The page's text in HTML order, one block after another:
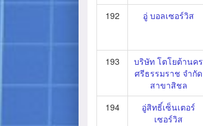
192
อู่ บอลเซอร์วิส
193
บริษัท โตโยต้านคร
ศรีธรรมราช จำกัด
สาขาสิชล
194
อู่สิทธิ์เซ็นเตอร์
เซอร์วิส